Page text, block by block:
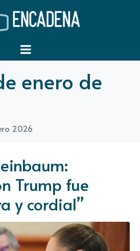
enero de
2026
Trump fue
y cordial”